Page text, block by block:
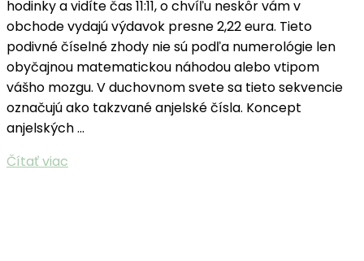
hodinky a vidíte čas 11:11, o chvíľu neskôr vám v
obchode vydajú výdavok presne 2,22 eura. Tieto
podivné číselné zhody nie sú podľa numerológie len
obyčajnou matematickou náhodou alebo vtipom
vášho mozgu. V duchovnom svete sa tieto sekvencie
označujú ako takzvané anjelské čísla. Koncept
anjelských …
Čítať viac